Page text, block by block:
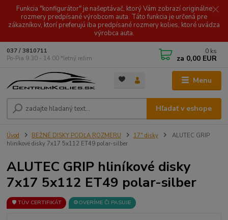
Funkcia "konfigurátor" je našeptávač, ktorý Vám zobrazí originálne
rozmery predpísané výrobcom auta. Táto funkcia je určená pre
zákazníkov, ktorí preferujú iba predpísané rozmery kolies, ktoré uvádza
výrobca auta.
Menu
Hľadať v eshope
037 / 3810711
Po-Pia 9.30 - 14.00 *letný režim
0 ks
za 0,00 EUR
Úvod BEŽNÉ DISKY PODĽA ROZMERU 17" disky
ALUTEC GRIP
hliníkové disky 7x17 5x112 ET49 polar-silber
ALUTEC GRIP hliníkové disky
7x17 5x112 ET49 polar-silber
🛡️ TÜV CERTIFIKÁT ⚙️OVERÍME ČI PASUJE